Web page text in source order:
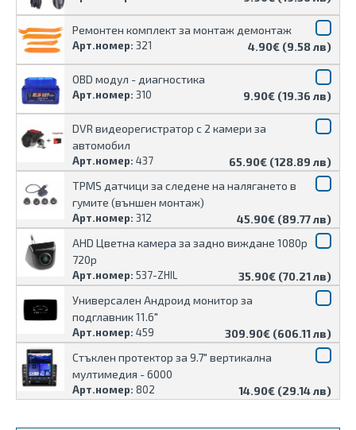
Ремонтен комплект за монтаж демонтаж
Арт.номер: 321 4.90€ (9.58 лв)
OBD модул - диагностика
Арт.номер: 310 9.90€ (19.36 лв)
DVR видеорегистратор с 2 камери за
автомобил
Арт.номер: 437
65.90€ (128.89 лв)
TPMS датчици за следене на налягането в
гумите (външен монтаж)
Арт.номер: 312
45.90€ (89.77 лв)
AHD Цветна камера за задно виждане 1080p
720p
Арт.номер: 537-ZHIL
35.90€ (70.21 лв)
Универсален Андроид монитор за
подглавник 11.6"
Арт.номер: 459
309.90€ (606.11 лв)
Стъклен протектор за 9.7″ вертикална
мултимедия - 6000
Арт.номер: 802 14.90€ (29.14 лв)